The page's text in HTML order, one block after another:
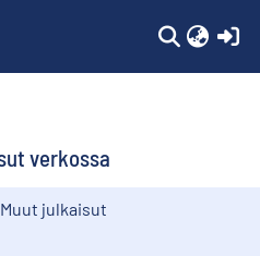
verkossa
Muut julkaisut